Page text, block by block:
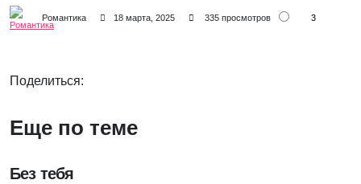
Романтика 18 марта, 2025 335 просмотров 3
Поделиться:
Еще по теме
Без тебя